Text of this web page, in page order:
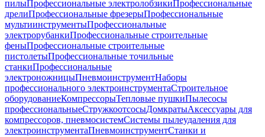
пилыПрофессиональные электролобзикиПрофессиональные
дрелиПрофессиональные фрезерыПрофессиональные
мультиинструментыПрофессиональные
электрорубанкиПрофессиональные строительные
феныПрофессиональные строительные
пистолетыПрофессиональные точильные
станкиПрофессиональные
электроножницыПневмоинструментНаборы
профессионального электроинструментаСтроительное
оборудованиеКомпрессорыТепловые пушкиПылесосы
профессиональныеСтружкоотсосыДомкратыАксессуары для
компрессоров, пневмосистемСистемы пылеудаления для
электроинструментаПневмоинструментСтанки и